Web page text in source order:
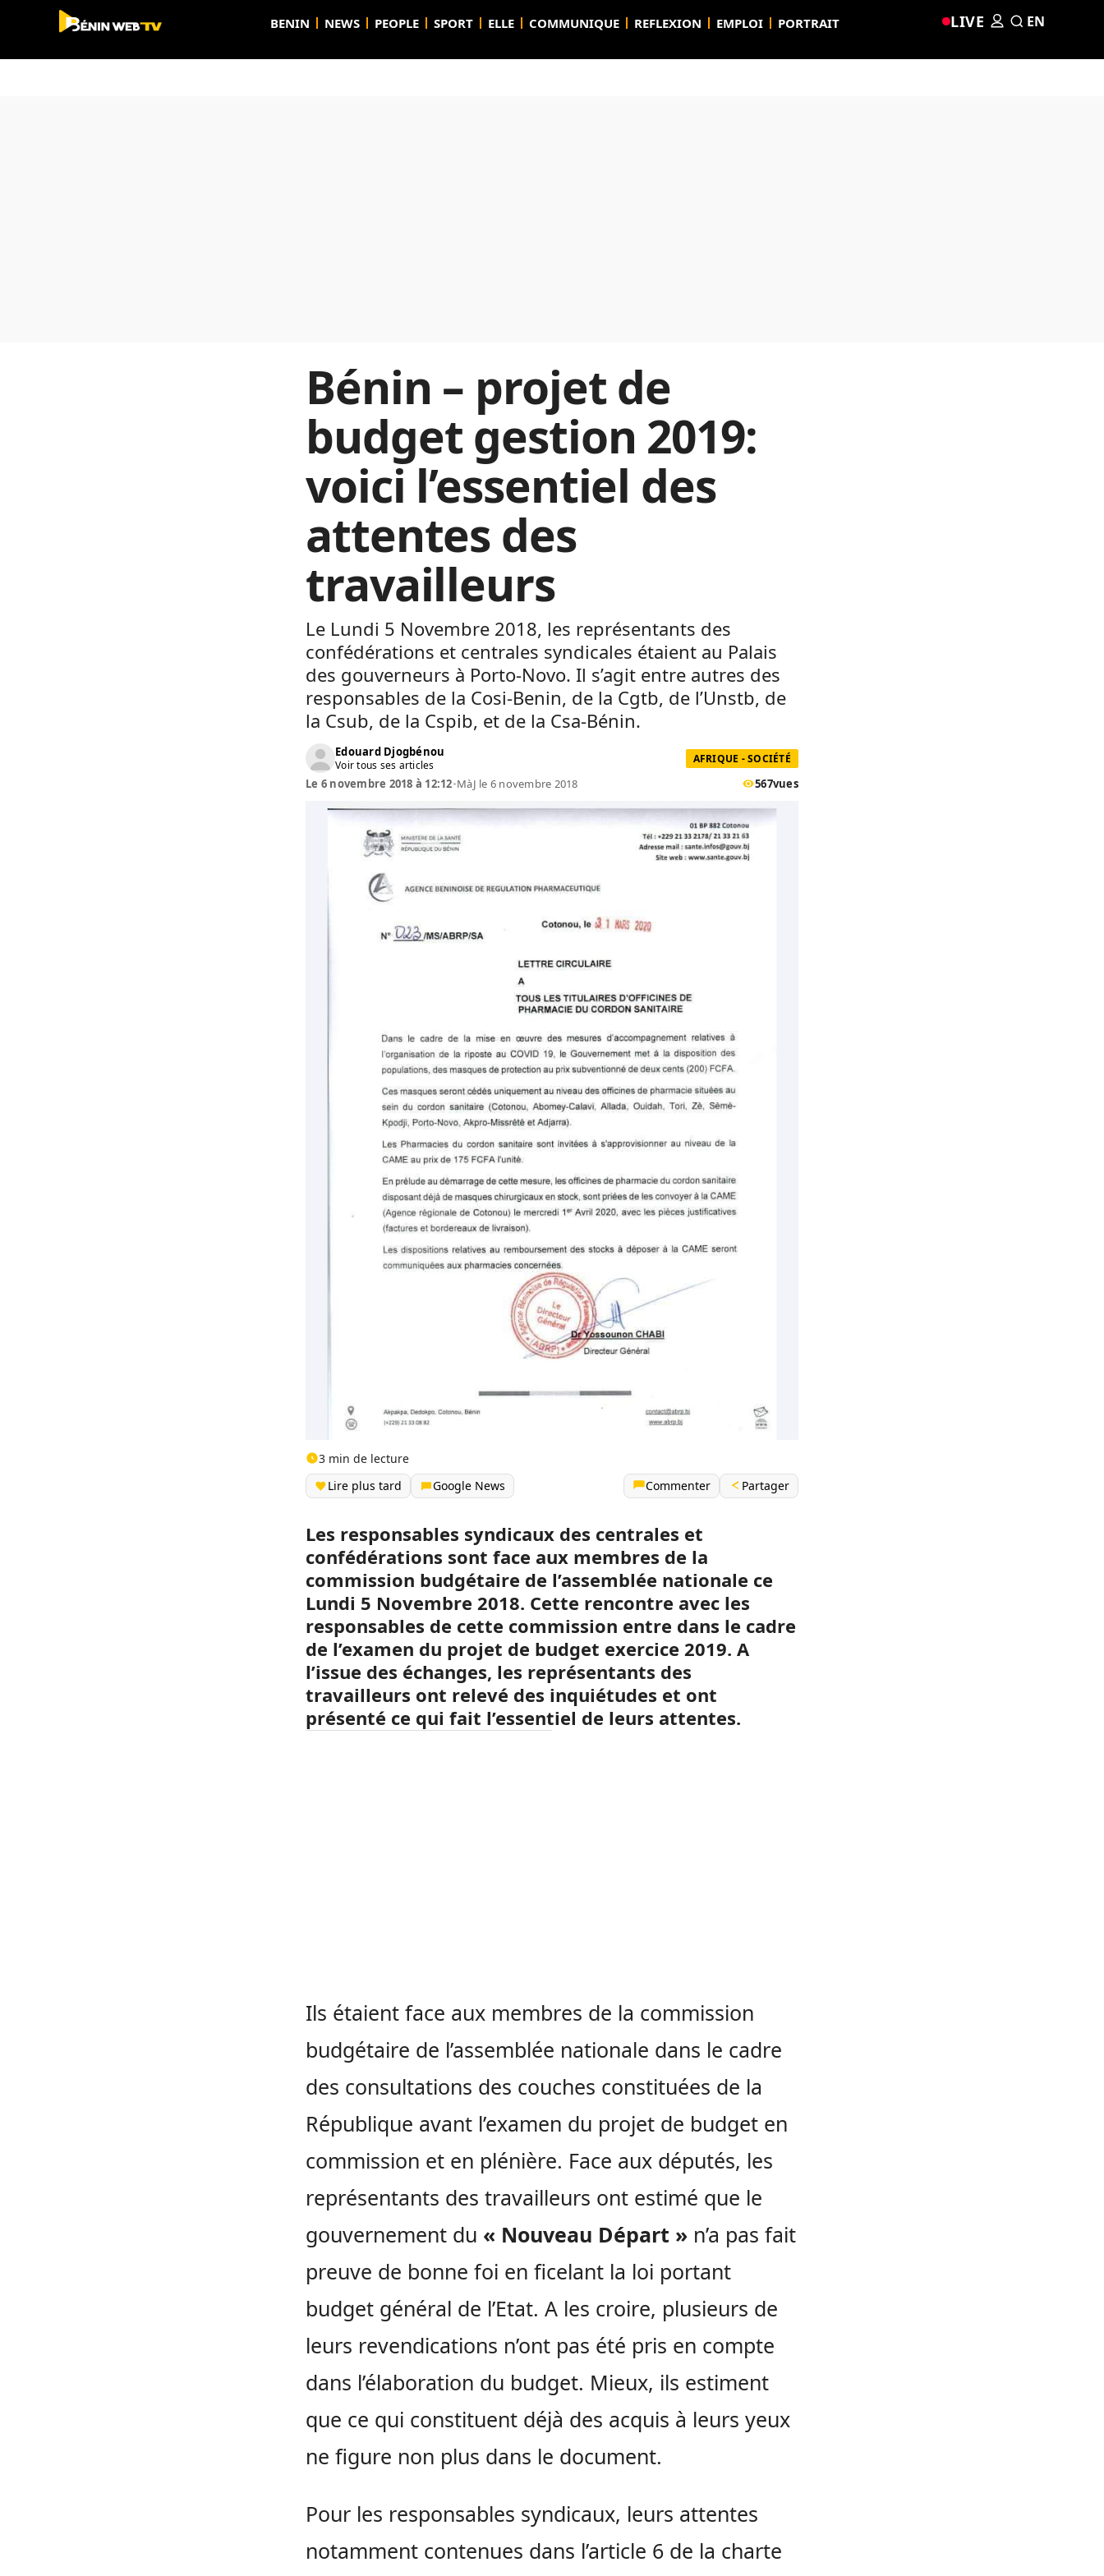
BENIN NEWS PEOPLE SPORT ELLE COMMUNIQUE REFLEXION EMPLOI PORTRAIT LIVE EN
Bénin – projet de
budget gestion 2019:
voici l’essentiel des
attentes des
travailleurs
Le Lundi 5 Novembre 2018, les représentants des
confédérations et centrales syndicales étaient au Palais
des gouverneurs à Porto-Novo. Il s’agit entre autres des
responsables de la Cosi-Benin, de la Cgtb, de l’Unstb, de
la Csub, de la Cspib, et de la Csa-Bénin.
Edouard Djogbénou
Voir tous ses articles AFRIQUE - SOCIÉTÉ
Le 6 novembre 2018 à 12:12•MàJ le 6 novembre 2018 567vues
3 min de lecture
Lire plus tard
Google News Commenter Partager
Les responsables syndicaux des centrales et
confédérations sont face aux membres de la
commission budgétaire de l’assemblée nationale ce
Lundi 5 Novembre 2018. Cette rencontre avec les
responsables de cette commission entre dans le cadre
de l’examen du projet de budget exercice 2019. A
l’issue des échanges, les représentants des
travailleurs ont relevé des inquiétudes et ont
présenté ce qui fait l’essentiel de leurs attentes.
Ils étaient face aux membres de la commission
budgétaire de l’assemblée nationale dans le cadre
des consultations des couches constituées de la
République avant l’examen du projet de budget en
commission et en plénière. Face aux députés, les
représentants des travailleurs ont estimé que le
gouvernement du « Nouveau Départ » n’a pas fait
preuve de bonne foi en ficelant la loi portant
budget général de l’Etat. A les croire, plusieurs de
leurs revendications n’ont pas été pris en compte
dans l’élaboration du budget. Mieux, ils estiment
que ce qui constituent déjà des acquis à leurs yeux
ne figure non plus dans le document.
Pour les responsables syndicaux, leurs attentes
notamment contenues dans l’article 6 de la charte